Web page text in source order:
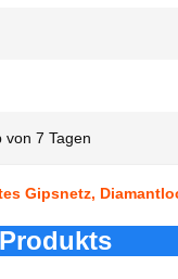
von 7 Tagen
Gipsnetz,